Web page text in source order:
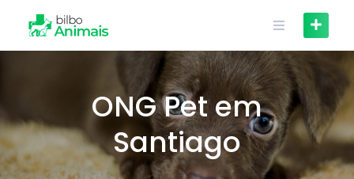
content
ONG Pet em
Santiago